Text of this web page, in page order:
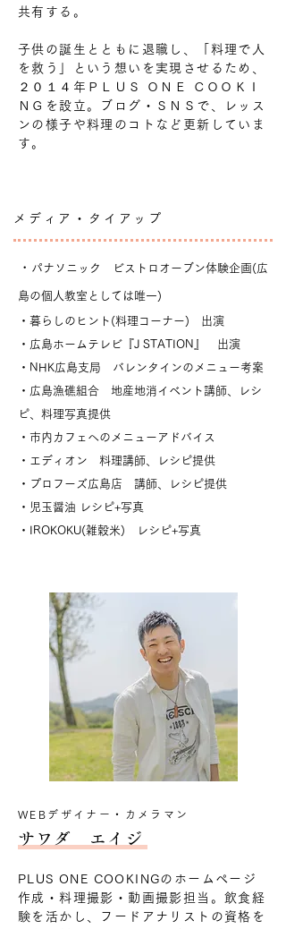
共有する。
子供の誕生とともに退職し、「料理で人
を救う」という想いを実現させるため、
２０１４年ＰＬＵＳ ＯＮＥ ＣＯＯＫＩ
ＮＧを設立。​ブログ・ＳＮＳで、レッス
ンの様子や料理のコトなど更新していま
す。
メディア・タイアップ
・ パナソニック ビストロオーブン体験企画(広
島の個人教室としては唯一)
・暮らしのヒント(料理コーナー) 出演
・広島ホームテレビ『J STATION』 出演
・NHK広島支局 バレンタインのメニュー考案
・広島漁礁組合 地産地消イベント講師、レシ
ピ、料理写真提供
・市内カフェへのメニューアドバイス
・エディオン 料理講師、レシピ提供
​・プロフーズ広島店 講師、レシピ提供
・児玉醤油 レシピ+写真
・IROKOKU(雑穀米) レシピ+写真
WEBデザイナー・カメラマン
サワダ エイジ
PLUS ONE COOKINGのホームページ
作成・料理撮影・動画撮影担当。飲食経
験を活かし、フードアナリストの資格を